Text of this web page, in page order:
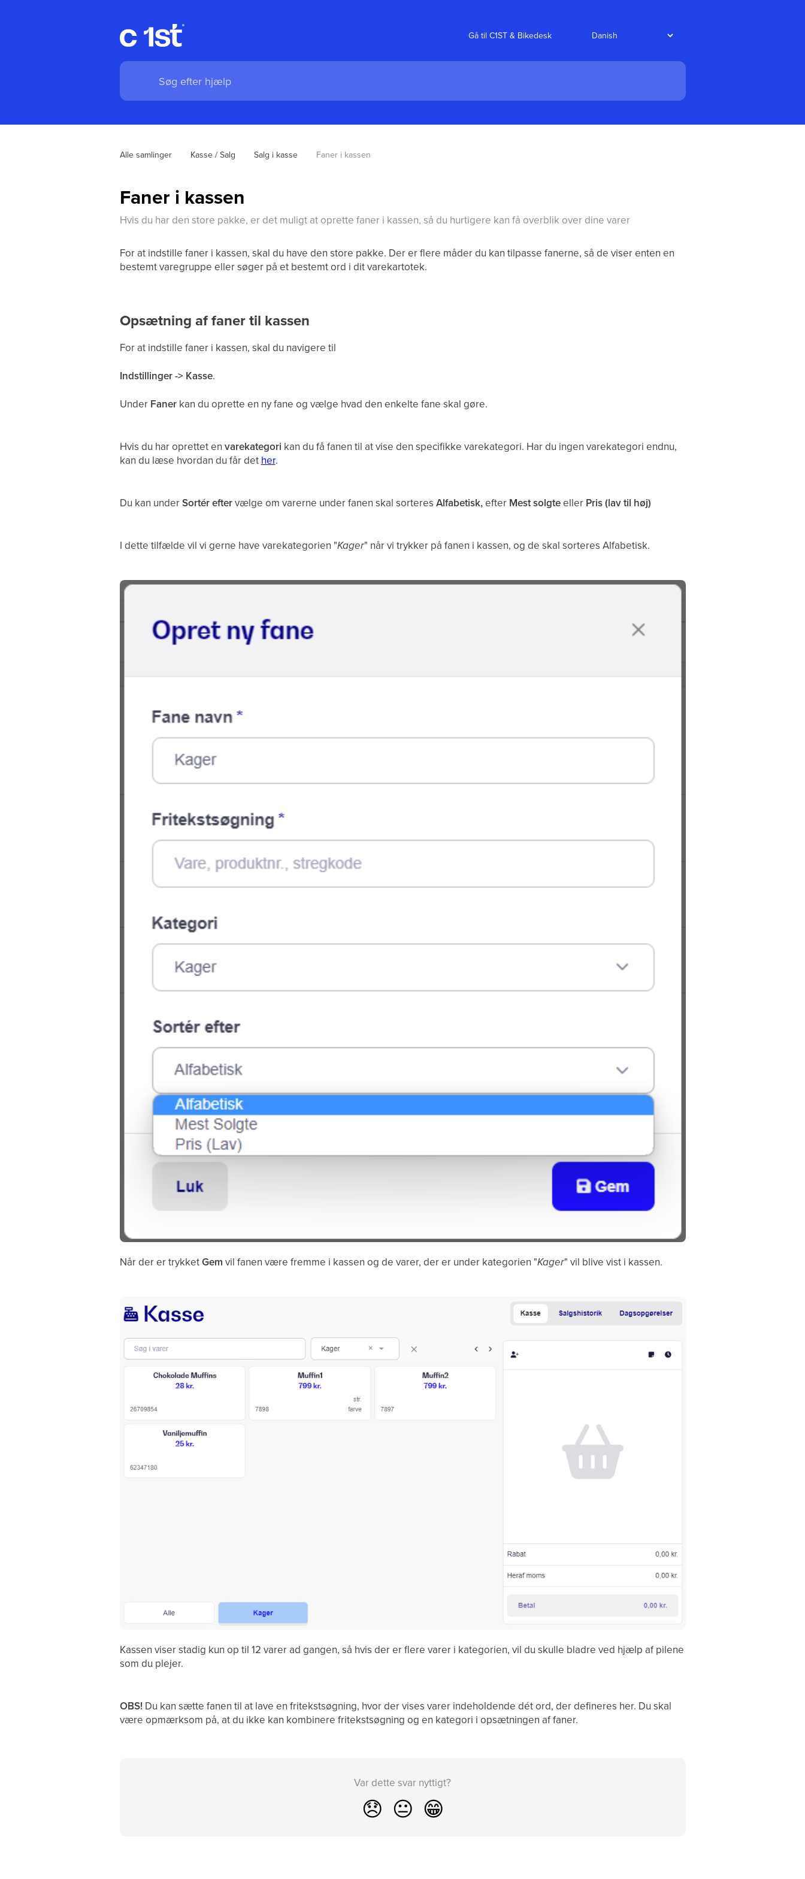
Gå til C1ST & Bikedesk
Alle samlinger Kasse / Salg Salg i kasse Faner i kassen
Faner i kassen
Hvis du har den store pakke, er det muligt at oprette faner i kassen, så du hurtigere kan få overblik over dine varer
For at indstille faner i kassen, skal du have den store pakke. Der er flere måder du kan tilpasse fanerne, så de viser enten en
bestemt varegruppe eller søger på et bestemt ord i dit varekartotek.
Opsætning af faner til kassen
For at indstille faner i kassen, skal du navigere til
Indstillinger -> Kasse.
Under Fanerkan du oprette en ny fane og vælge hvad den enkelte fane skal gøre.
Hvis du har oprettet en varekategori kan du få fanen til at vise den specifikke varekategori. Har du ingen varekategori endnu,
kan du læse hvordan du får det her.
Du kan underSortér eftervælge om varerne under fanen skal sorteres Alfabetisk,efter Mest solgteeller Pris (lav til høj)
I dette tilfælde vil vi gerne have varekategorien "Kager" når vi trykker på fanen i kassen, og de skal sorteres Alfabetisk.
Når der er trykketGem vil fanen være fremme i kassen og de varer, der er under kategorien "Kager" vil blive vist i kassen.
Kassen viser stadig kun op til 12 varer ad gangen, så hvis der er flere varer i kategorien, vil du skulle bladre ved hjælp af pilene
som du plejer.
OBS!Du kan sætte fanen til at lave en fritekstsøgning, hvor der vises varer indeholdende dét ord, der defineres her. Du skal
være opmærksom på, at du ikke kan kombinere fritekstsøgning og en kategori i opsætningen af faner.
Var dette svar nyttigt?
😞 😐 😁